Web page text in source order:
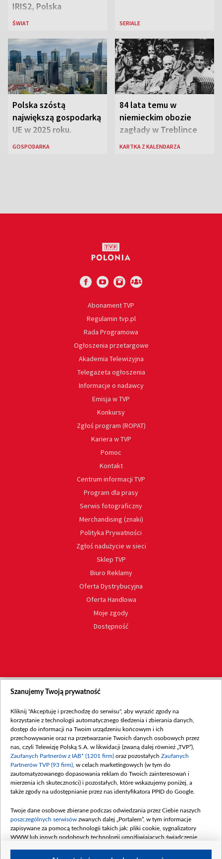
IRIS2, Polska
przeznaczy 656 mln
ŚWIAT SERIALE
Polska szóstą
największą gospodarką
UE w 2025 roku.
Najnowsze dane
GOSPODARKA
84 lata temu w
niemieckim obozie
zagłady w Treblince
zmarł Janusz Korczak
KARTKA Z KALENDARZA
Abonament TVP
Regulamin tvp.pl
Rada Programowa
Ogłoszenia przetargowe
Akademia Telewizyjna
Telegazeta ogłoszenia
Informacje o nadawcy
Emisja w TVP
Konkursy
Zgłoś program (ROPAT)
Kariera w TVP
Pomoc
Kontakt
Centrum informacji TVP
Program dla prasy
Serwis fotograficzny
Merchandising (znaki)
Polityka Prywatności
Zgłoś nadużycie w sieci
Sklep TVP
Biuro Reklamy
Oferta Dystrybucyjna
Oferta Handlowa
Moje zgody
Dostępność
Szanujemy Twoją prywatność
Kliknij "Akceptuję i przechodzę do serwisu", aby wyrazić zgody na
korzystanie z technologii automatycznego śledzenia i zbierania danych,
dostęp do informacji na Twoim urządzeniu końcowym i ich
przechowywanie oraz na przetwarzanie Twoich danych osobowych przez
nas, czyli Telewizję Polską S.A. w likwidacji (zwaną dalej również „TVP”),
Zaufanych Partnerów z IAB* (1201 firm) oraz pozostałych Zaufanych
Partnerów TVP (93 firm) , w celach marketingowych (w tym do
zautomatyzowanego dopasowania reklam do Twoich zainteresowań i
mierzenia ich skuteczności) i pozostałych, które wskazujemy poniżej, a
także zgody na udostępnianie przez nas identyfikatora PPID do Google.
Twoje dane osobowe zbierane podczas odwiedzania przez Ciebie naszych
poszczególnych serwisów zwanych dalej „Portalem”, w tym informacje
zapisywane za pomocą technologii takich jak: pliki cookie, sygnalizatory
WWW lub innych podobnych technologii umożliwiających świadczenie